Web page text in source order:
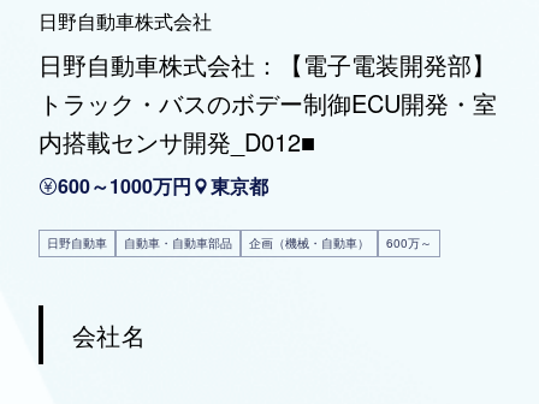
日野自動車株式会社
日野自動車株式会社：【電子電装開発部】
トラック・バスのボデー制御ECU開発・室
内搭載センサ開発_D012■
600～1000万円 東京都
日野自動車 自動車・自動車部品 企画（機械・自動車） 600万～
会社名